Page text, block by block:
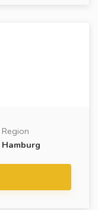
Region
Hamburg